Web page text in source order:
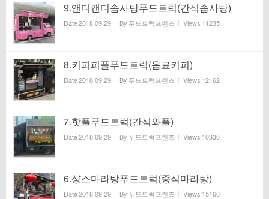
9.앤디캔디솜사탕푸드트럭(간식솜사탕)
Date2018.09.29 By 푸드트럭프렌즈 Views 11235
8.커피피플푸드트럭(음료커피)
Date2018.09.29 By 푸드트럭프렌즈 Views 12162
7.핫플푸드트럭(간식와플)
Date2018.09.29 By 푸드트럭프렌즈 Views 10330
6.샹스마라탕푸드트럭(중식마라탕)
Date2018.09.29 By 푸드트럭프렌즈 Views 15160